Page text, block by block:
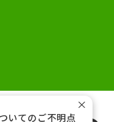
いてのご不明点
×